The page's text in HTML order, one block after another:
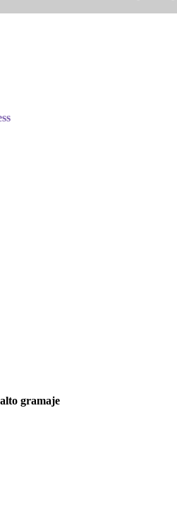
gramaje